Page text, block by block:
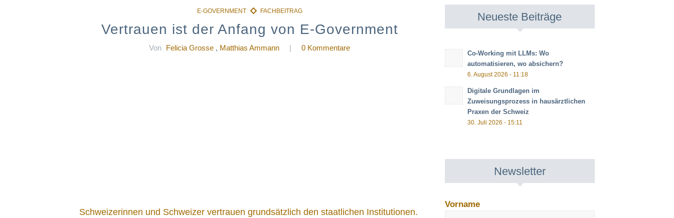
Vertrauen ist der Anfang von E-Government
Von Felicia Grosse , Matthias Ammann | 0 Kommentare
Schweizerinnen und Schweizer vertrauen grundsätzlich den staatlichen Institutionen.
Neueste Beiträge
Co-Working mit LLMs: Wo
automatisieren, wo absichern?
6. August 2026 - 11:18
Digitale Grundlagen im
Zuweisungsprozess in hausärztlichen
Praxen der Schweiz
30. Juli 2026 - 15:11
Newsletter
Vorname